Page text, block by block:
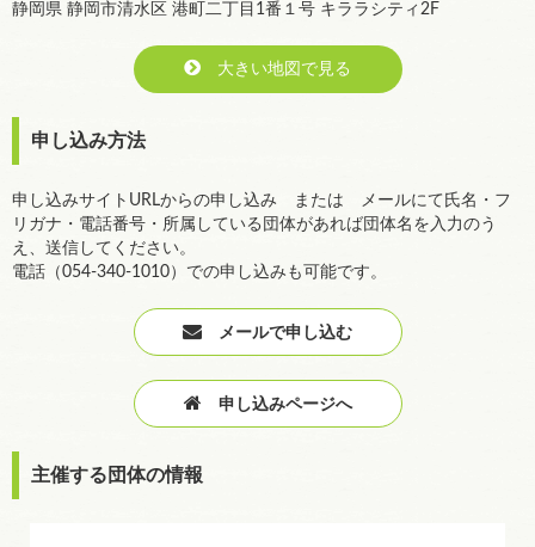
静岡県 静岡市清水区 港町二丁目1番１号 キララシティ2F
大きい地図で見る
申し込み方法
申し込みサイトURLからの申し込み または メールにて氏名・フ
リガナ・電話番号・所属している団体があれば団体名を入力のう
え、送信してください。
電話（054-340-1010）での申し込みも可能です。
メールで申し込む
申し込みページへ
主催する団体の情報